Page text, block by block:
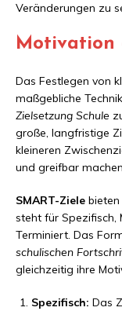
Veränderungen zu
Motivation
Das Festlegen von
maßgebliche
Zielsetzung Schule
große, langfristige
kleineren
und greifbar
SMART-Ziele
steht für Spezifisch,
Terminiert. Das
schulischen
gleichzeitig ihre
Spezifisch: Das